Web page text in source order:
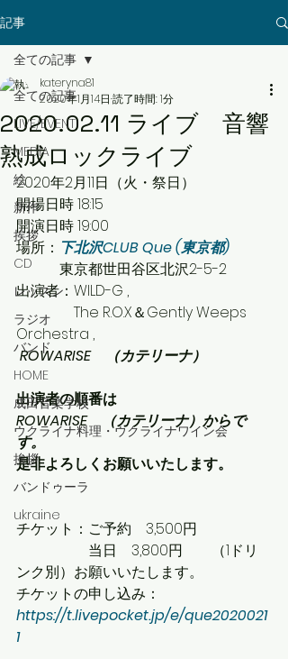
記事
全ての記事
LIVE/EVENT
MEDIA
絵
新作
挨拶
CD
レッスン
ラジオ
バンド
HOME
成田音楽学校
ウクライナ料理・ウクライナワイン会
挨拶
バンドゥーラ
ukraine
全ての記事
2020.02.11 ライブ 音響
熟成ロックライブ
kateryna81
2020年1月14日 読了時間: 1分
2020年2月11日（火・祭日）
開場日時 18:15
開演日時 19:00
場所： 下北沢CLUB Que (東京都)
東京都世田谷区北沢2-5-2
出演者：WILD-G ,
The R.O.X＆Gently Weeps
Orchestra ,
ROWARISE　（カテリーナ）
出演者の順番は
ROWARISE　（カテリーナ）からで
す。
是非よろしくお願いいたします。
チケット：ご予約　3,500円
当日　3,800円　　（1ドリ
ンク別）お願いいたします。
チケットの申し込み：
https://t.livepocket.jp/e/que2020021
1